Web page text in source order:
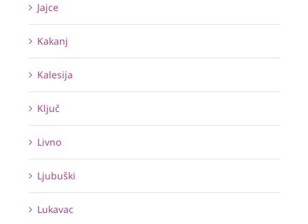
Jajce
Kakanj
Kalesija
Ključ
Livno
Ljubuški
Lukavac